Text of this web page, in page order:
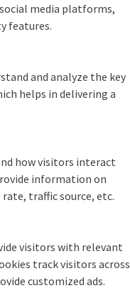
media platforms,
features.
and analyze the key
helps in delivering a
how visitors interact
information on
traffic source, etc.
visitors with relevant
track visitors across
customized ads.